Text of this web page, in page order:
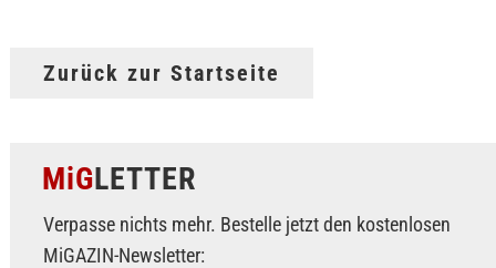
Zurück zur Startseite
MiGLETTER
Verpasse nichts mehr. Bestelle jetzt den kostenlosen
MiGAZIN-Newsletter: